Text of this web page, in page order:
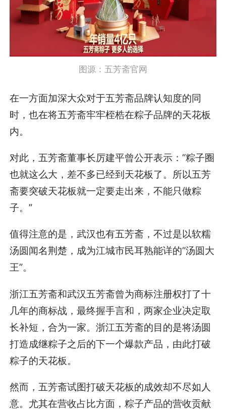
图源：五芳斋官网
在一方面加深大众对于五芳斋品牌认知度的同
时，也在将五芳斋牢牢桎梏在粽子品牌的天花板
内。
对此，五芳斋董事长厉建平曾公开表示：“粽子圈
也就这么大，差不多已经到天花板了。所以五芳
斋要突破天花板就一定要走出来，不能只做粽
子。”
值得注意的是，武汉也有五芳斋，不过是以软糯
汤圆闻名荆楚，成为江城市民耳熟能详的“汤圆大
王”。
浙江五芳斋和武汉五芳斋曾为商标注册权打了十
几年的商标战，最终握手言和，两家企业决定取
长补短，合为一家。浙江五芳斋的目的是将汤圆
打造成继粽子之后的下一个爆款产品，由此打破
粽子的天花板。
然而，五芳斋试图打破天花板的成效却不尽如人
意。尤其在营收占比方面，粽子产品的营收贡献